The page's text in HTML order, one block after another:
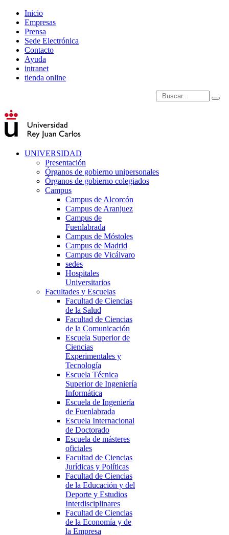
Inicio
Empresas
Prensa
Sede Electrónica
Contacto
Ayuda
intranet
tienda online
Introduce términos de
UNIVERSIDAD
Presentación
Órganos de gobierno unipersonales
Órganos de gobierno colegiados
Campus
Campus de Alcorcón
Campus de Aranjuez
Campus de
Fuenlabrada
Campus de Móstoles
Campus de Madrid
Campus de Vicálvaro
sedes
Hospitales
Universitarios
Facultades y Escuelas
Facultad de Ciencias
de la Salud
Facultad de Ciencias
de la Comunicación
Escuela Superior de
Ciencias
Experimentales y
Tecnología
Escuela Técnica
Superior de Ingeniería
Informática
Escuela de Ingeniería
de Fuenlabrada
Escuela Internacional
de Doctorado
Escuela de másteres
oficiales
Facultad de Ciencias
Jurídicas y Políticas
Facultad de Ciencias
de la Educación y del
Deporte y Estudios
Interdisciplinares
Facultad de Ciencias
de la Economía y de
la Empresa